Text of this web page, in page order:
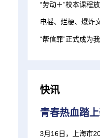
“劳动＋”校本课程
快讯
3月16日，上海市